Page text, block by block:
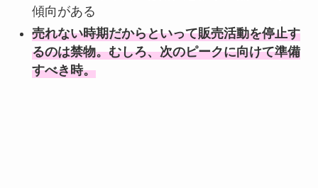
傾向がある
売れない時期だからといって販売活動を停止す
るのは禁物。むしろ、次のピークに向けて準備
すべき時。